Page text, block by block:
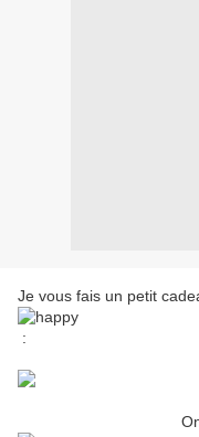
Je vous fais un petit
: